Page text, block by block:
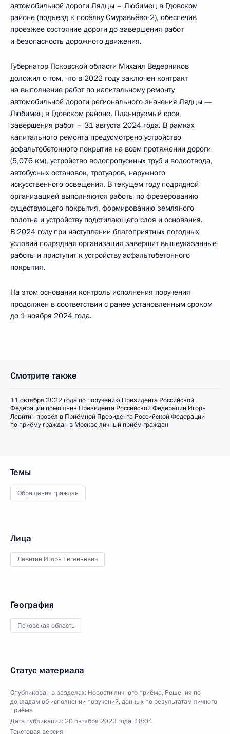
автомобильной дороги Лядцы – Любимец в Гдовском
районе (подъезд к посёлку Смуравьёво-2), обеспечив
проезжее состояние дороги до завершения работ
и безопасность дорожного движения.
Губернатор Псковской области Михаил Ведерников
доложил о том, что в 2022 году заключен контракт
на выполнение работ по капитальному ремонту
автомобильной дороги регионального значения Лядцы —
Любимец в Гдовском районе. Планируемый срок
завершения работ – 31 августа 2024 года. В рамках
капитального ремонта предусмотрено устройство
асфальтобетонного покрытия на всем протяжении дороги
(5,076 км), устройство водопропускных труб и водоотвода,
автобусных остановок, тротуаров, наружного
искусственного освещения. В текущем году подрядной
организацией выполняются работы по фрезерованию
существующего покрытия, формированию земляного
полотна и устройству подстилающего слоя и основания.
В 2024 году при наступлении благоприятных погодных
условий подрядная организация завершит вышеуказанные
работы и приступит к устройству асфальтобетонного
покрытия.
На этом основании контроль исполнения поручения
продолжен в соответствии с ранее установленным сроком
до 1 ноября 2024 года.
Смотрите также
11 октября 2022 года по поручению Президента Российской
Федерации помощник Президента Российской Федерации Игорь
Левитин провёл в Приёмной Президента Российской Федерации
по приёму граждан в Москве личный приём граждан
Темы
Обращения граждан
Лица
Левитин Игорь Евгеньевич
География
Псковская область
Статус материала
Опубликован в разделах: Новости личного приёма, Решения по
докладам об исполнении поручений, данных по результатам личного
приёма
Дата публикации:20 октября 2023 года, 18:04
Текстовая версия